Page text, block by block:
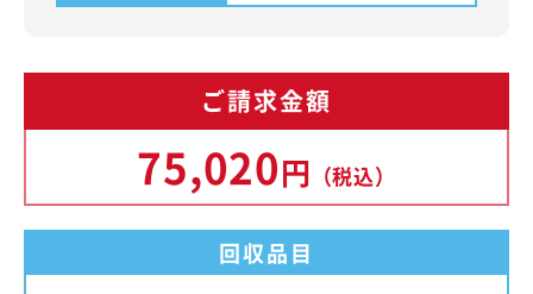
ご請求金額
75,020円 （税込）
回収品目